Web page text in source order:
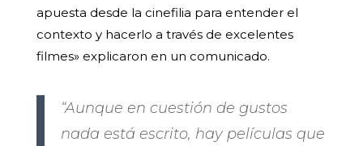
apuesta desde la cinefilia para entender el
contexto y hacerlo a través de excelentes
filmes» explicaron en un comunicado.
“Aunque en cuestión de gustos
nada está escrito, hay películas que